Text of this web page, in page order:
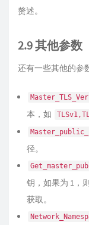
赘述。
2.9 其他参数
还有一些其他的参
本，如
径。
钥，如果为 1，
获取。